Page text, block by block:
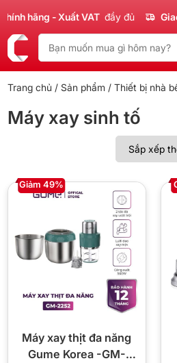
hãng - Xuất VAT đầy đủ Giao
Trang chủ / Sản phẩm / Thiết bị nhà
Máy xay sinh tố
Giảm 49%
Máy xay thịt đa năng
Gume Korea -GM-